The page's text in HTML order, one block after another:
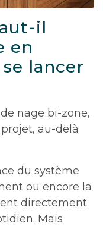
il
en
lancer
nage bi-zone,
au-delà
du système
ou encore la
directement
Mais